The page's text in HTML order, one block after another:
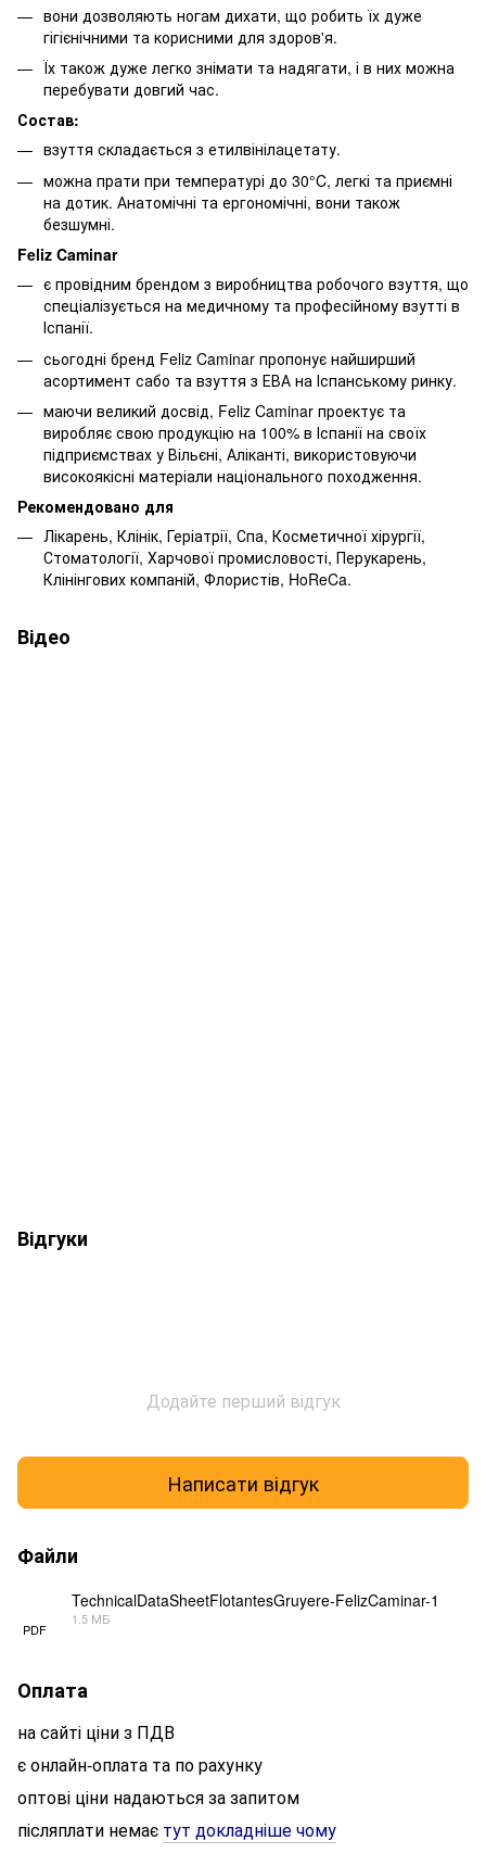
вони дозволяють ногам дихати, що робить їх дуже
гігієнічними та корисними для здоров'я.
Їх також дуже легко знімати та надягати, і в них можна
перебувати довгий час.
Состав:
взуття складається з етилвінілацетату.
можна прати при температурі до 30°C, легкі та приємні
на дотик. Анатомічні та ергономічні, вони також
безшумні.
Feliz Caminar
є провідним брендом з виробництва робочого взуття, що
спеціалізується на медичному та професійному взутті в
Іспанії.
сьогодні бренд Feliz Caminar пропонує найширший
асортимент сабо та взуття з ЕВА на Іспанському ринку.
маючи великий досвід, Feliz Caminar проектує та
виробляє свою продукцію на 100% в Іспанії на своїх
підприємствах у Вільєні, Аліканті, використовуючи
високоякісні матеріали національного походження.
Рекомендовано для
Лікарень, Клінік, Геріатрії, Спа, Косметичної хірургії,
Стоматології, Харчової промисловості, Перукарень,
Клінінгових компаній, Флористів, HoReCa.
Відео
Відгуки
Додайте перший відгук
Написати відгук
Файли
PDF
TechnicalDataSheetFlotantesGruyere-FelizCaminar-1
1.5 МБ
Оплата
на сайті ціни з ПДВ
є онлайн-оплата та по рахунку
оптові ціни надаються за запитом
післяплати немає тут докладніше чому